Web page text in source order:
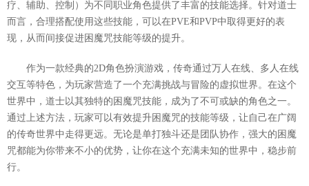
疗、辅助、控制）为不同职业角色提供了丰富的技能选择。针对道士
而言，合理搭配使用这些技能，可以在PVE和PVP中取得更好的表
现，从而间接促进困魔咒技能等级的提升。
作为一款经典的2D角色扮演游戏，传奇通过万人在线、多人在线
交互等特色，为玩家营造了一个充满挑战与冒险的虚拟世界。在这个
世界中，道士以其独特的困魔咒技能，成为了不可或缺的角色之一。
通过上述方法，玩家可以有效提升困魔咒的技能等级，让自己在广阔
的传奇世界中走得更远。无论是单打独斗还是团队协作，强大的困魔
咒都能为你带来不小的优势，让你在这个充满未知的世界中，稳步前
行。